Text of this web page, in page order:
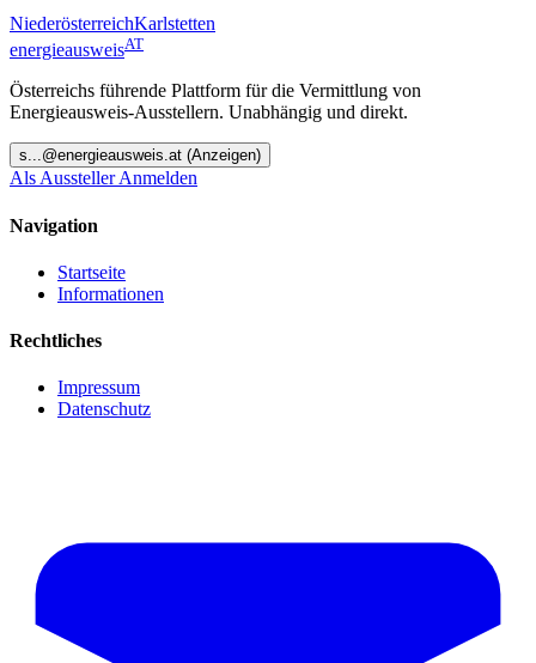
NiederösterreichKarlstetten
energieausweisAT
Österreichs führende Plattform für die Vermittlung von
Energieausweis-Ausstellern. Unabhängig und direkt.
s...@energieausweis.at (Anzeigen)
Als Aussteller Anmelden
Navigation
Startseite
Informationen
Rechtliches
Impressum
Datenschutz